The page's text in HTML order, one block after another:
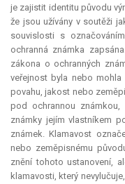
je zajistit identitu původu
že jsou užívány v soutěži
souvislosti s
ochranná známka
zákona o ochranných
veřejnost byla nebo
povahu, jakost nebo
pod ochrannou
známky jejím vlastníkem
známek. Klamavost
nebo zeměpisnému
znění tohoto ustanovení,
klamavosti, který